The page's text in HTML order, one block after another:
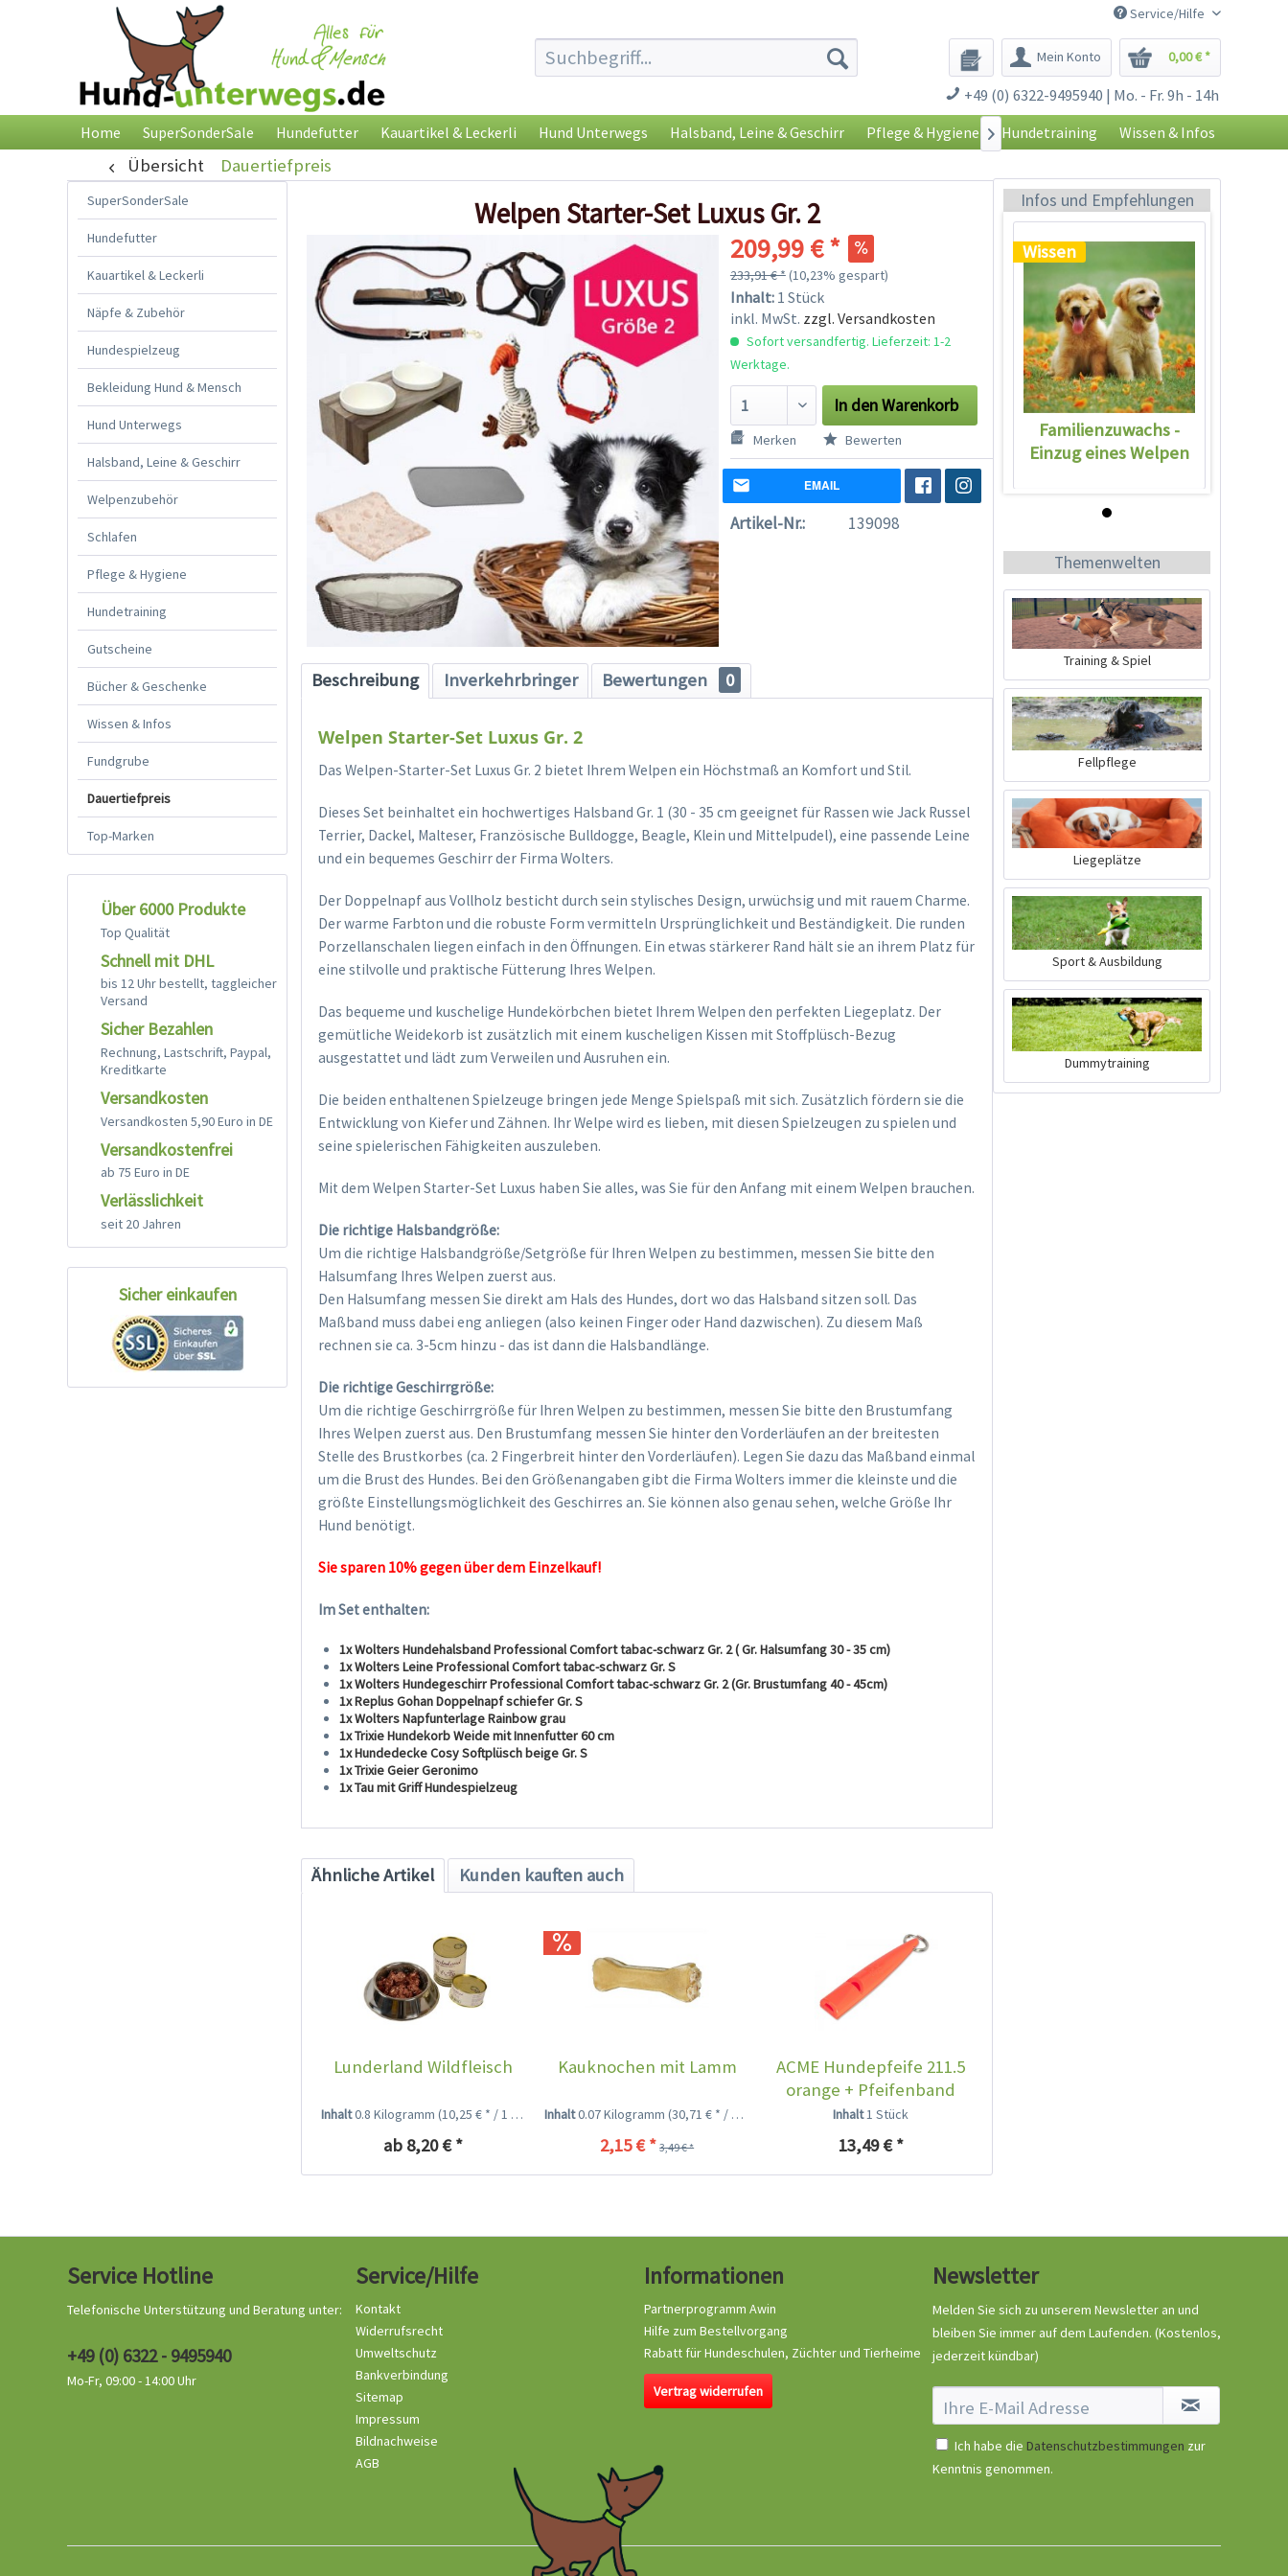
Service/Hilfe
Mein Konto 0,00 € *
+49 (0) 6322-9495940 | Mo. - Fr. 9h - 14h
Home SuperSonderSale Hundefutter Kauartikel & Leckerli Hund Unterwegs Halsband, Leine & Geschirr Pflege & Hygiene Hundetraining Wissen & Infos

Übersicht Dauertiefpreis
SuperSonderSale
Hundefutter
Kauartikel & Leckerli
Näpfe & Zubehör
Hundespielzeug
Bekleidung Hund & Mensch
Hund Unterwegs
Halsband, Leine & Geschirr
Welpenzubehör
Schlafen
Pflege & Hygiene
Hundetraining
Gutscheine
Bücher & Geschenke
Wissen & Infos
Fundgrube
Dauertiefpreis
Top-Marken
Über 6000 Produkte
Top Qualität
Schnell mit DHL
bis 12 Uhr bestellt, taggleicher
Versand
Sicher Bezahlen
Rechnung, Lastschrift, Paypal,
Kreditkarte
Versandkosten
Versandkosten 5,90 Euro in DE
Versandkostenfrei
ab 75 Euro in DE
Verlässlichkeit
seit 20 Jahren
Sicher einkaufen
Welpen Starter-Set Luxus Gr. 2
209,99 € *
233,91 € *(10,23% gespart)
Inhalt: 1 Stück
inkl. MwSt. zzgl. Versandkosten
Sofort versandfertig. Lieferzeit: 1-2
Werktage.
In den Warenkorb
Merken Bewerten
EMAIL
Artikel-Nr.: 139098
Beschreibung Inverkehrbringer Bewertungen 0
Welpen Starter-Set Luxus Gr. 2
Das Welpen-Starter-Set Luxus Gr. 2 bietet Ihrem Welpen ein Höchstmaß an Komfort und Stil.
Dieses Set beinhaltet ein hochwertiges Halsband Gr. 1 (30 - 35 cm geeignet für Rassen wie Jack Russel
Terrier, Dackel, Malteser, Französische Bulldogge, Beagle, Klein und Mittelpudel), eine passende Leine
und ein bequemes Geschirr der Firma Wolters.
Der Doppelnapf aus Vollholz besticht durch sein stylisches Design, urwüchsig und mit rauem Charme.
Der warme Farbton und die robuste Form vermitteln Ursprünglichkeit und Beständigkeit. Die runden
Porzellanschalen liegen einfach in den Öffnungen. Ein etwas stärkerer Rand hält sie an ihrem Platz für
eine stilvolle und praktische Fütterung Ihres Welpen.
Das bequeme und kuschelige Hundekörbchen bietet Ihrem Welpen den perfekten Liegeplatz. Der
gemütliche Weidekorb ist zusätzlich mit einem kuscheligen Kissen mit Stoffplüsch-Bezug
ausgestattet und lädt zum Verweilen und Ausruhen ein.
Die beiden enthaltenen Spielzeuge bringen jede Menge Spielspaß mit sich. Zusätzlich fördern sie die
Entwicklung von Kiefer und Zähnen. Ihr Welpe wird es lieben, mit diesen Spielzeugen zu spielen und
seine spielerischen Fähigkeiten auszuleben.
Mit dem Welpen Starter-Set Luxus haben Sie alles, was Sie für den Anfang mit einem Welpen brauchen.
Die richtige Halsbandgröße:
Um die richtige Halsbandgröße/Setgröße für Ihren Welpen zu bestimmen, messen Sie bitte den
Halsumfang Ihres Welpen zuerst aus.
Den Halsumfang messen Sie direkt am Hals des Hundes, dort wo das Halsband sitzen soll. Das
Maßband muss dabei eng anliegen (also keinen Finger oder Hand dazwischen). Zu diesem Maß
rechnen sie ca. 3-5cm hinzu - das ist dann die Halsbandlänge.
Die richtige Geschirrgröße:
Um die richtige Geschirrgröße für Ihren Welpen zu bestimmen, messen Sie bitte den Brustumfang
Ihres Welpen zuerst aus. Den Brustumfang messen Sie hinter den Vorderläufen an der breitesten
Stelle des Brustkorbes (ca. 2 Fingerbreit hinter den Vorderläufen). Legen Sie dazu das Maßband einmal
um die Brust des Hundes. Bei den Größenangaben gibt die Firma Wolters immer die kleinste und die
größte Einstellungsmöglichkeit des Geschirres an. Sie können also genau sehen, welche Größe Ihr
Hund benötigt.
Sie sparen 10% gegen über dem Einzelkauf!
Im Set enthalten:
1x Wolters Hundehalsband Professional Comfort tabac-schwarz Gr. 2 ( Gr. Halsumfang 30 - 35 cm)
1x Wolters Leine Professional Comfort tabac-schwarz Gr. S
1x Wolters Hundegeschirr Professional Comfort tabac-schwarz Gr. 2 (Gr. Brustumfang 40 - 45cm)
1x Replus Gohan Doppelnapf schiefer Gr. S
1x Wolters Napfunterlage Rainbow grau
1x Trixie Hundekorb Weide mit Innenfutter 60 cm
1x Hundedecke Cosy Softplüsch beige Gr. S
1x Trixie Geier Geronimo
1x Tau mit Griff Hundespielzeug
Ähnliche Artikel Kunden kauften auch
Lunderland Wildfleisch
Inhalt0.8 Kilogramm (10,25 € * / 1 Kilogramm)
ab 8,20 € *
Kauknochen mit Lamm
Inhalt0.07 Kilogramm(30,71 € * / 1 Kilogramm)
2,15 € * 3,49 € *
ACME Hundepfeife 211.5
orange + Pfeifenband
gratis
Inhalt1 Stück
13,49 € *
Infos und Empfehlungen
Familienzuwachs -
Einzug eines Welpen
Wissen
Familienzuwachs -
Einzug eines Welpen
Familienzuwachs -
Einzug eines Welpen
Themenwelten
Training & Spiel
Fellpflege
Liegeplätze
Sport & Ausbildung
Dummytraining
Service Hotline
Telefonische Unterstützung und Beratung unter:
+49 (0) 6322 - 9495940
Mo-Fr, 09:00 - 14:00 Uhr
Service/Hilfe
Kontakt
Widerrufsrecht
Umweltschutz
Bankverbindung
Sitemap
Impressum
Bildnachweise
AGB
Informationen
Partnerprogramm Awin
Hilfe zum Bestellvorgang
Rabatt für Hundeschulen, Züchter und Tierheime
Vertrag widerrufen
Newsletter
Melden Sie sich zu unserem Newsletter an und
bleiben Sie immer auf dem Laufenden. (Kostenlos,
jederzeit kündbar)
Ich habe die Datenschutzbestimmungen zur
Kenntnis genommen.